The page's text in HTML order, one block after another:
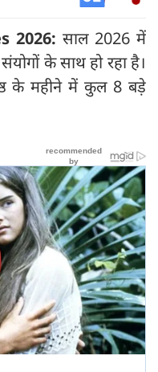
2026: साल 2026 में
के साथ हो रहा है।
के महीने में कुल 8 बड़े